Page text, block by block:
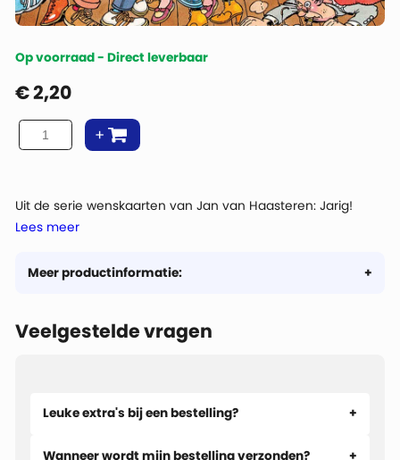
Meer productinformatie:
Op voorraad - Direct leverbaar
Uit de serie wenskaarten van Jan van Haasteren: Jarig!
Dus... voetjes van de vloer!
Lees meer
€2,20
Veelgestelde vragen
Leuke extra's bij een bestelling?
Wanneer wordt mijn bestelling verzonden?